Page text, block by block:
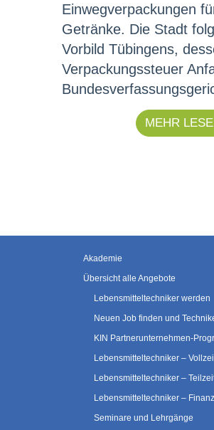
Einwegverpackungen
Getränke. Die Stadt
Vorbild Tübingens,
Verpackungssteuer
MEHR
Akademie
Übersicht alle Angebote
Lebensmitteltechniker werden
Neuen Job finden und
KIN Partnerunternehmen-
Lebensmitteltechniker –
Lebensmitteltechniker –
Lebensmitteltechniker –
Seminare und Lehrgänge